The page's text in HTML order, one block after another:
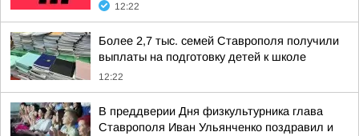
12:22
Более 2,7 тыс. семей Ставрополя получили
выплаты на подготовку детей к школе
12:22
В преддверии Дня физкультурника глава
Ставрополя Иван Ульянченко поздравил и